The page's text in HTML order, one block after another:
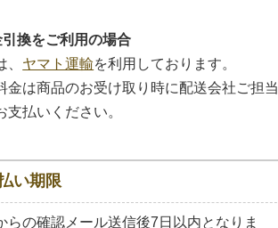
換をご利用の場合
、 ヤマト運輸を利用しております。
金は商品のお受け取り時に配送会社ご担当
支払いください。
い期限
らの確認メール送信後7日以内となりま